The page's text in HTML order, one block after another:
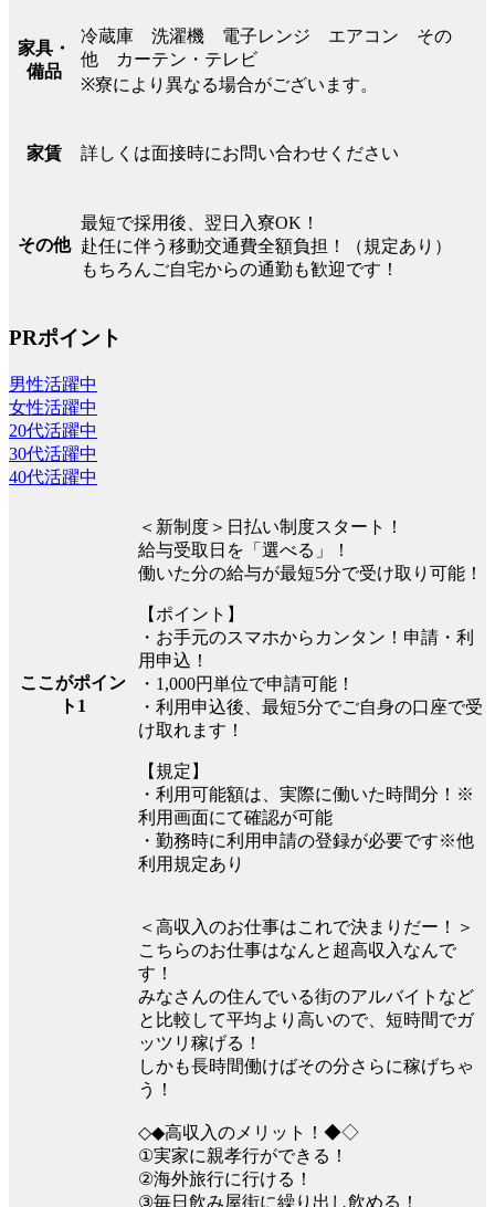
家具・
備品
冷蔵庫 洗濯機 電子レンジ エアコン その
他 カーテン・テレビ
※寮により異なる場合がございます。
家賃 詳しくは面接時にお問い合わせください
その他
最短で採用後、翌日入寮OK！
赴任に伴う移動交通費全額負担！（規定あり）
もちろんご自宅からの通勤も歓迎です！
PRポイント
男性活躍中
女性活躍中
20代活躍中
30代活躍中
40代活躍中
ここがポイン
ト1
＜新制度＞日払い制度スタート！
給与受取日を「選べる」！
働いた分の給与が最短5分で受け取り可能！
【ポイント】
・お手元のスマホからカンタン！申請・利
用申込！
・1,000円単位で申請可能！
・利用申込後、最短5分でご自身の口座で受
け取れます！
【規定】
・利用可能額は、実際に働いた時間分！※
利用画面にて確認が可能
・勤務時に利用申請の登録が必要です※他
利用規定あり
＜高収入のお仕事はこれで決まりだー！＞
こちらのお仕事はなんと超高収入なんで
す！
みなさんの住んでいる街のアルバイトなど
と比較して平均より高いので、短時間でガ
ッツリ稼げる！
しかも長時間働けばその分さらに稼げちゃ
う！
◇◆高収入のメリット！◆◇
①実家に親孝行ができる！
②海外旅行に行ける！
③毎日飲み屋街に繰り出し飲める！